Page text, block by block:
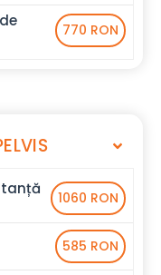
770 RON
1060 RON
585 RON